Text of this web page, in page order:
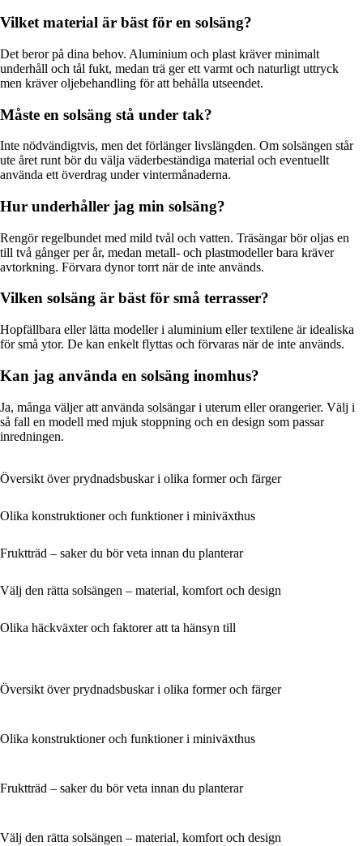
Vilket material är bäst för en solsäng?
Det beror på dina behov. Aluminium och plast kräver minimalt
underhåll och tål fukt, medan trä ger ett varmt och naturligt uttryck
men kräver oljebehandling för att behålla utseendet.
Måste en solsäng stå under tak?
Inte nödvändigtvis, men det förlänger livslängden. Om solsängen står
ute året runt bör du välja väderbeständiga material och eventuellt
använda ett överdrag under vintermånaderna.
Hur underhåller jag min solsäng?
Rengör regelbundet med mild tvål och vatten. Träsängar bör oljas en
till två gånger per år, medan metall- och plastmodeller bara kräver
avtorkning. Förvara dynor torrt när de inte används.
Vilken solsäng är bäst för små terrasser?
Hopfällbara eller lätta modeller i aluminium eller textilene är idealiska
för små ytor. De kan enkelt flyttas och förvaras när de inte används.
Kan jag använda en solsäng inomhus?
Ja, många väljer att använda solsängar i uterum eller orangerier. Välj i
så fall en modell med mjuk stoppning och en design som passar
inredningen.
Översikt över prydnadsbuskar i olika former och färger
Olika konstruktioner och funktioner i miniväxthus
Fruktträd – saker du bör veta innan du planterar
Välj den rätta solsängen – material, komfort och design
Olika häckväxter och faktorer att ta hänsyn till
Översikt över prydnadsbuskar i olika former och färger
Olika konstruktioner och funktioner i miniväxthus
Fruktträd – saker du bör veta innan du planterar
Välj den rätta solsängen – material, komfort och design